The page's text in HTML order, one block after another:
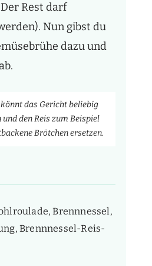
Rest darf
Nun gibst du
dazu und
das Gericht beliebig
den Reis zum Beispiel
Brötchen ersetzen.
Brennnessel,
Brennnessel-Reis-